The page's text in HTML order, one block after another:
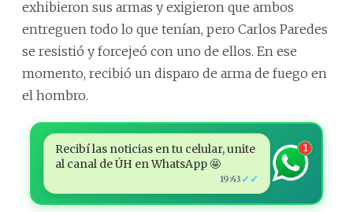
exhibieron sus armas y exigieron que ambos
entreguen todo lo que tenían, pero Carlos Paredes
se resistió y forcejeó con uno de ellos. En ese
momento, recibió un disparo de arma de fuego en
el hombro.
Recibí las noticias en tu celular, unite
al canal de ÚH en WhatsApp 🤩
19:43 ✓✓
1